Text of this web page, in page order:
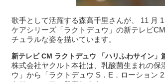
歌手として活躍する森高千里さんが、 11 月
ケアシリーズ「ラクトデュウ」の新テレビ
チュラルな姿を描いています。
新テレビ CM ラクトデュウ 「ハリふわサイン」
株式会社ヤクルト本社は、乳酸菌生まれの保
ウ」から「ラクトデュウ S．E．ローション